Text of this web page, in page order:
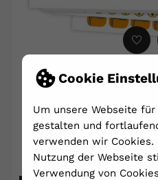
Cookie
Um unsere Webseite
gestalten und
verwenden wir
Nutzung der Webseite
Verwendung von
Pitogram
€
Inclusief belasting
Lieferzeit